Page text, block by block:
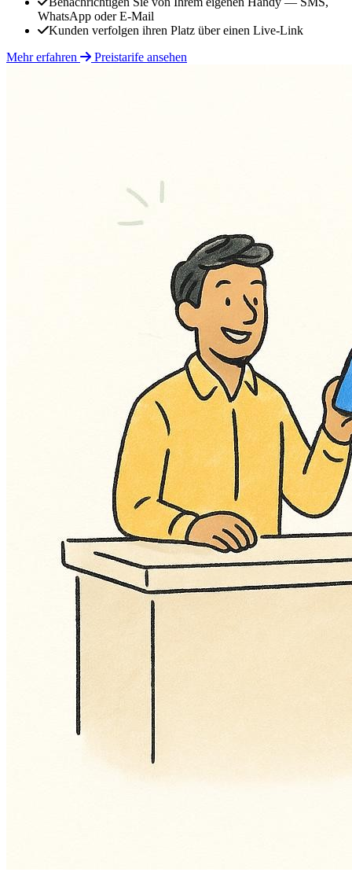
WhatsApp oder E-Mail
Kunden verfolgen ihren Platz über einen Live-Link
Mehr erfahren
Preistarife ansehen